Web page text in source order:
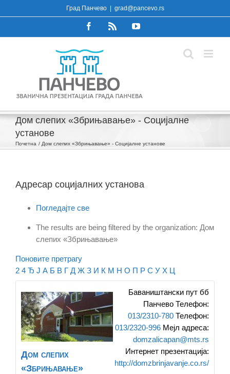
to
Град Панчево grad@pancevo.rs
FacebookRss YouTube
Дом слепих «Збрињавање» - Социјалне
установе
Почетна Дом слепих «Збрињавање» - Социјалне установе
Адресар социјалних установа
Погледајте све
The results are being filtered by the organization: Дом
слепих «Збрињавање»
Поновите претрагу
2 4 Ђ Ј А Б В Г Д Ж З И К М Н О П Р С У Х Ц
Дом слепих
«Збрињавање»
Баваништански пут бб
Панчево Телефон:
013/2310-780 Телефон:
013/2320-996 Мејл адреса:
domzalicapan@mts.rs
Интернет презентација:
http://domzbrinjavanje.co.rs/